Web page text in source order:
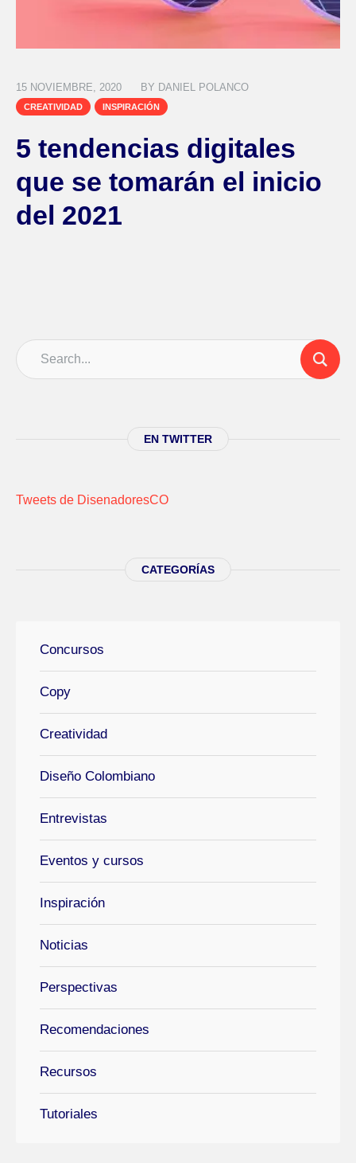
15 NOVIEMBRE, 2020 BY DANIEL POLANCO
CREATIVIDAD INSPIRACIÓN
5 tendencias digitales
que se tomarán el inicio
del 2021
EN TWITTER
Tweets de DisenadoresCO
CATEGORÍAS
Concursos
Copy
Creatividad
Diseño Colombiano
Entrevistas
Eventos y cursos
Inspiración
Noticias
Perspectivas
Recomendaciones
Recursos
Tutoriales